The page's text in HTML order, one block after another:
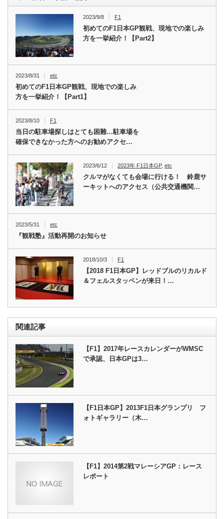
2023/9/8 F1
初めてのF1日本GP観戦、現地での楽しみ
方を一挙紹介！【Part2】
2023/8/31 etc
初めてのF1日本GP観戦、現地での楽しみ
方を一挙紹介！【Part1】
2023/8/10 F1
当日の駐車場探しはとても困難…駐車場を
確保できなかった方へのお勧めアクセ…
2023/6/12 2023年 F1日本GP,etc
クルマがなくても会場に行ける！ 鈴鹿サ
ーキットへのアクセス（公共交通機関…
2023/5/31 etc
『観戦塾』活動再開のお知らせ
2018/10/3 F1
【2018 F1日本GP】レッドブルのリカルド
＆フェルスタッペンが来日！…
関連記事
【F1】2017年レースカレンダーがWMSC
で承認、日本GPは3…
【F1日本GP】2013F1日本グランプリ フ
ォトギャラリー（木…
【F1】2014第2戦マレーシアGP：レース
レポート